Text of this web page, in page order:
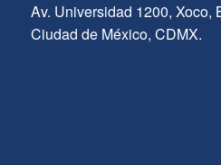
Av. Universidad 1200, Xoco,
Ciudad de México, CDMX.